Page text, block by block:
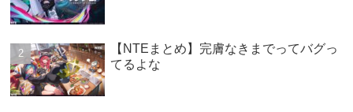
【NTEまとめ】完膚なきまでってバグっ
てるよな